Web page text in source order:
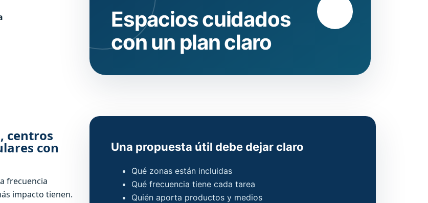
Espacios cuidados
con un plan claro
centros
con
frecuencia
impacto tienen.
Una propuesta útil debe dejar claro
Qué zonas están incluidas
Qué frecuencia tiene cada tarea
Quién aporta productos y medios